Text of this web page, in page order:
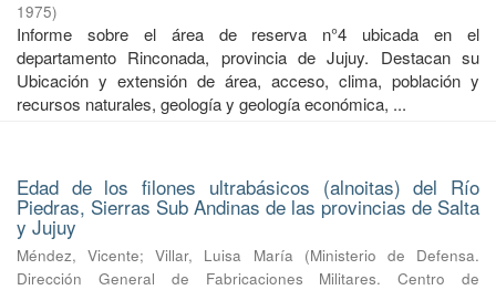
1975)
Informe sobre el área de reserva n°4 ubicada en el
departamento Rinconada, provincia de Jujuy. Destacan su
Ubicación y extensión de área, acceso, clima, población y
recursos naturales, geología y geología económica, ...
Edad de los filones ultrabásicos (alnoitas) del Río
Piedras, Sierras Sub Andinas de las provincias de Salta
y Jujuy
Méndez, Vicente;Villar, Luisa María (Ministerio de Defensa.
Dirección General de Fabricaciones Militares. Centro de